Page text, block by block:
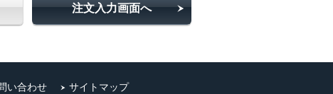
注文入力画面へ
い合わせ サイトマップ